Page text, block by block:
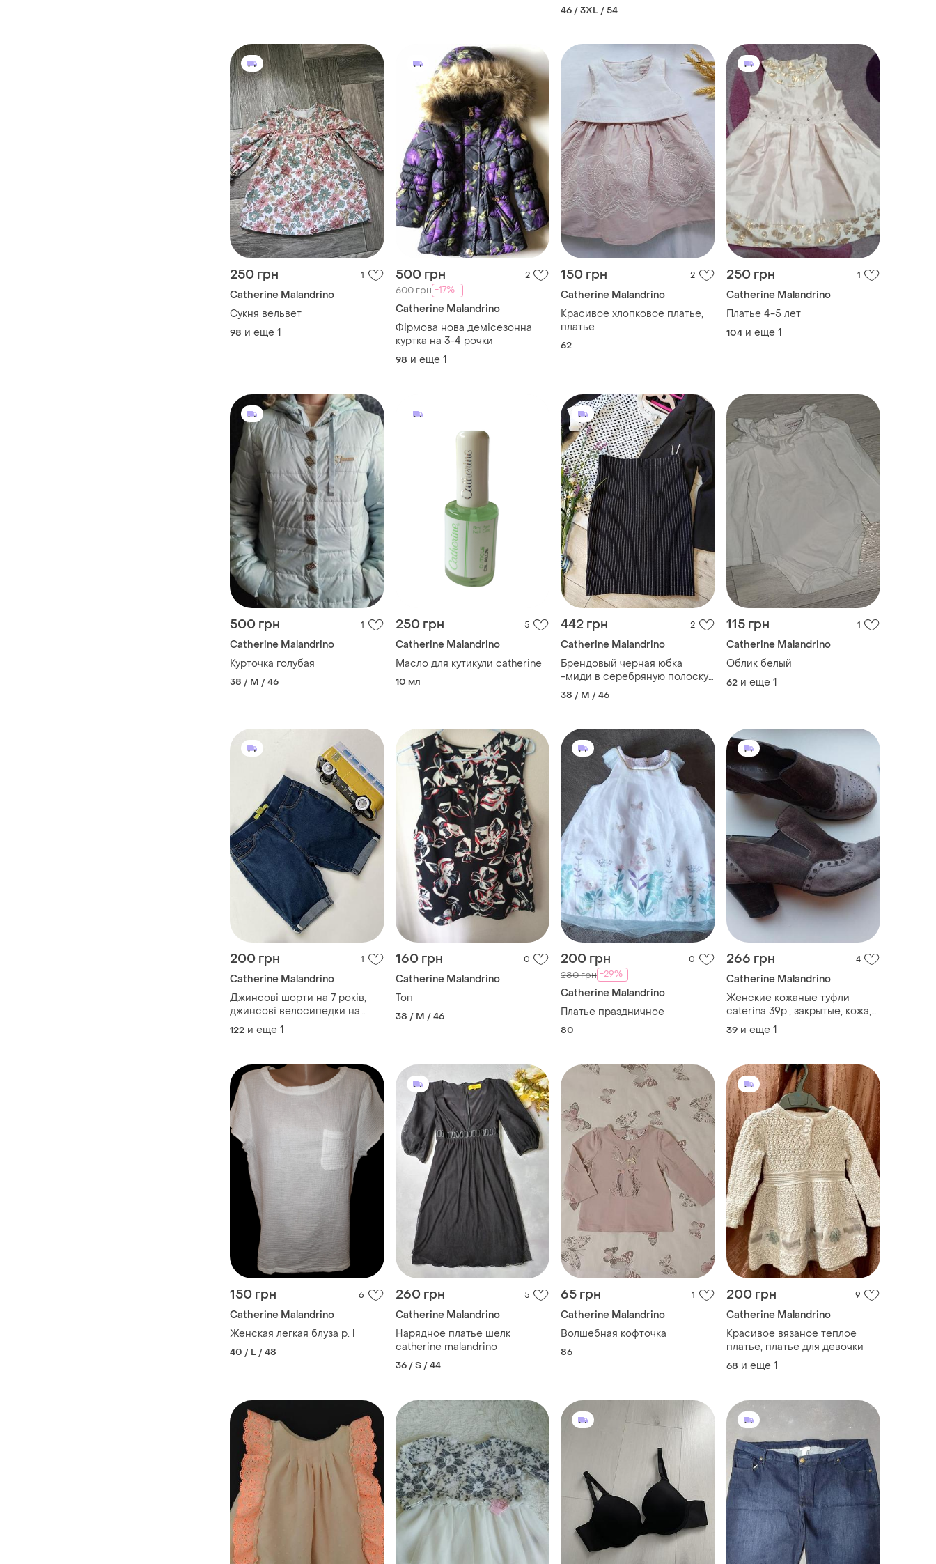
46 / 3XL / 54
250 грн 1
Catherine Malandrino
Сукня вельвет
98 и еще 1
500 грн 2
600 грн -17%
Catherine Malandrino
Фірмова нова демісезонна
куртка на 3-4 рочки
98 и еще 1
150 грн 2
Catherine Malandrino
Красивое хлопковое платье,
платье
62
250 грн 1
Catherine Malandrino
Платье 4-5 лет
104 и еще 1
500 грн 1
Catherine Malandrino
Курточка голубая
38 / M / 46
250 грн 5
Catherine Malandrino
Масло для кутикули catherine
10 мл
442 грн 2
Catherine Malandrino
Брендовый черная юбка
-миди в серебряную полоску
catherine hepfer(размер 36-
38)
38 / M / 46
115 грн 1
Catherine Malandrino
Облик белый
62 и еще 1
200 грн 1
Catherine Malandrino
Джинсові шорти на 7 років,
джинсові велосипедки на
дівчинку
122 и еще 1
160 грн 0
Catherine Malandrino
Топ
38 / M / 46
200 грн 0
280 грн -29%
Catherine Malandrino
Платье праздничное
80
266 грн 4
Catherine Malandrino
Женские кожаные туфли
caterinа 39р., закрытые, кожа,
замша, коричневые
39 и еще 1
150 грн 6
Catherine Malandrino
Женская легкая блуза р. l
40 / L / 48
260 грн 5
Catherine Malandrino
Нарядное платье шелк
catherine malandrino
36 / S / 44
65 грн 1
Catherine Malandrino
Волшебная кофточка
86
200 грн 9
Catherine Malandrino
Красивое вязаное теплое
платье, платье для девочки
68 и еще 1